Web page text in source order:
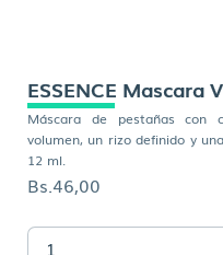
ESSENCE Mascara
Máscara de pestañas con
volumen, un rizo definido y
12 ml.
Bs.46,00
ESSENCE